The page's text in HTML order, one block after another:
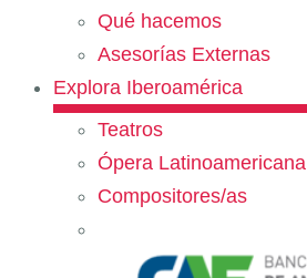
Qué hacemos
Asesorías Externas
Explora Iberoamérica
Teatros
Ópera Latinoamericana
Compositores/as